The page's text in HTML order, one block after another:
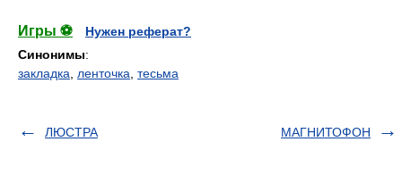
Игры ⚽
Нужен реферат?
Синонимы:
закладка
ленточка тесьма
ЛЮСТРА МАГНИТОФОН